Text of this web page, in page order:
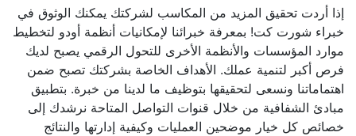
إذا أردت تحقيق المزيد من المكاسب لشركتك يمكنك الوثوق في
خبراء شورت كت! بمعرفة خبرائنا لإمكانيات أنظمة أودو لتخطيط
موارد المؤسسات والأنظمة الأخرى للتحول الرقمي يصبح لديك
فرص أكبر لتنمية عملك. الأهداف الخاصة بشركتك تصبح ضمن
اهتماماتنا ونسعى لتحقيقها بتوظيف ما لدينا من خبرة. بتطبيق
مبادئ الشفافية من خلال قنوات التواصل المتاحة نرشدك إلى
خصائص كل خيار موضحين العمليات وكيفية إدارتها والنتائج